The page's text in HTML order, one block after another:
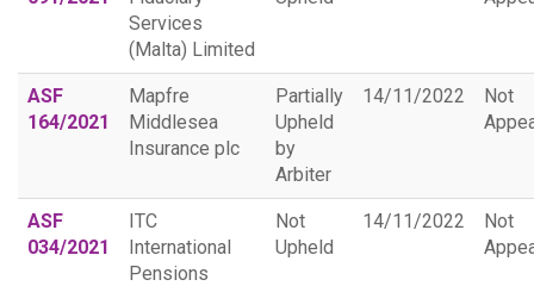
Services
(Malta) Limited
ASF
164/2021
Mapfre
Middlesea
Insurance plc
Partially
Upheld
by
Arbiter
14/11/2022
Not
ASF
034/2021
ITC
International
Pensions
Not
Upheld
14/11/2022
Not